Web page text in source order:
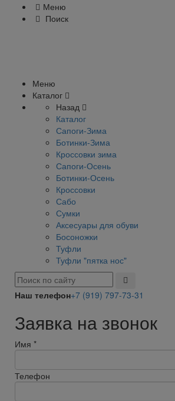
Меню
Поиск
Меню
Каталог
Назад
Каталог
Сапоги-Зима
Ботинки-Зима
Кроссовки зима
Сапоги-Осень
Ботинки-Осень
Кроссовки
Сабо
Сумки
Аксесуары для обуви
Босоножки
Туфли
Туфли "пятка нос"
Наш телефон+7 (919) 797-73-31
Заявка на звонок
Имя *
Телефон